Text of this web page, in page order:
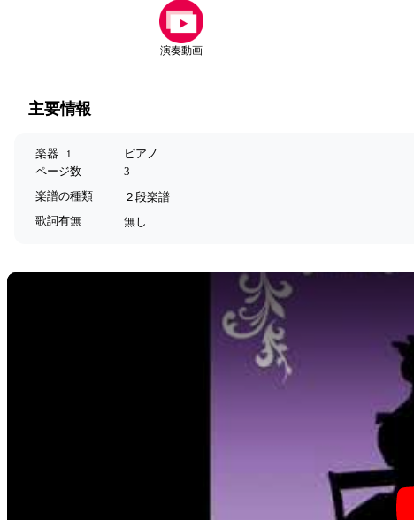
演奏動画
主要情報
楽器 1
ピアノ
ページ数
3
楽譜の種類
２段楽譜
歌詞有無
無し